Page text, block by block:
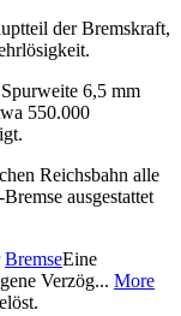
der Bremskraft,
6,5 mm
550.000
Reichsbahn alle
ausgestattet
BremseEine
Verzög... More